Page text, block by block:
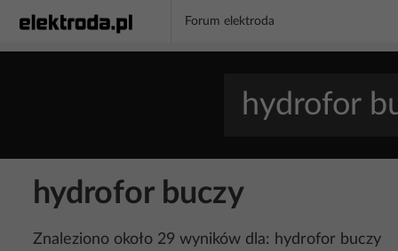
Forum elektroda
hydrofor buczy
Znaleziono około 29 wyników dla: hydrofor buczy